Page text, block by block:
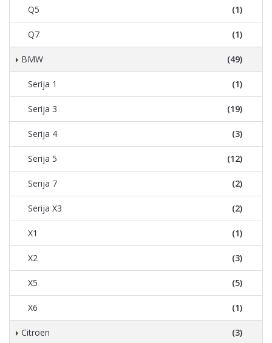
Q5 (1)
Q7 (1)
BMW (49)
Serija 1 (1)
Serija 3 (19)
Serija 4 (3)
Serija 5 (12)
Serija 7 (2)
Serija X3 (2)
X1 (1)
X2 (3)
X5 (5)
X6 (1)
Citroen (3)